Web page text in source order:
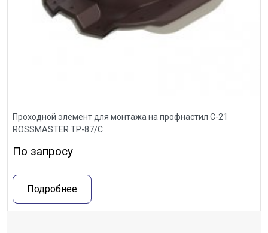
Проходной элемент для монтажа на профнастил С-21
ROSSMASTER ТР-87/С
По запросу
Подробнее